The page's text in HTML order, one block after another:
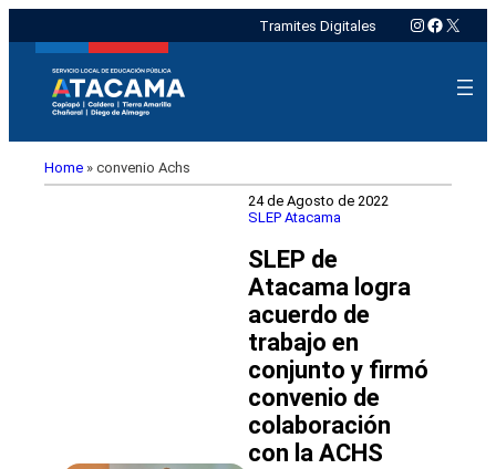
Tramites Digitales Instagram
X
Home » convenio Achs
24 de Agosto de 2022
SLEP Atacama
SLEP de
Atacama logra
acuerdo de
trabajo en
conjunto y firmó
convenio de
colaboración
con la ACHS